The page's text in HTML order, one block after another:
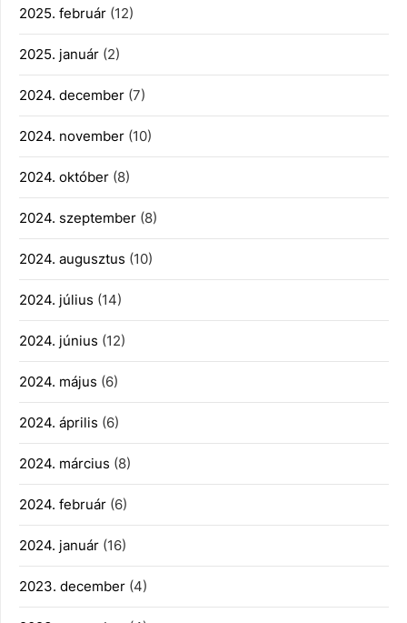
2025. február (12)
2025. január (2)
2024. december (7)
2024. november (10)
2024. október (8)
2024. szeptember (8)
2024. augusztus (10)
2024. július (14)
2024. június (12)
2024. május (6)
2024. április (6)
2024. március (8)
2024. február (6)
2024. január (16)
2023. december (4)